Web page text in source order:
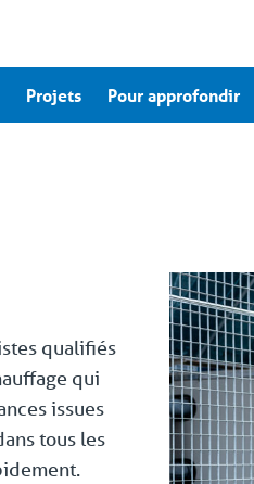
Projets Pour approfondir
qualifiés
qui
issues
tous les